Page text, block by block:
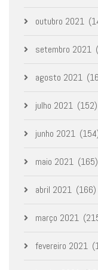
outubro 2021
setembro 2021
agosto 2021
julho 2021 (152)
junho 2021
maio 2021 (165)
abril 2021 (166)
março 2021
fevereiro 2021